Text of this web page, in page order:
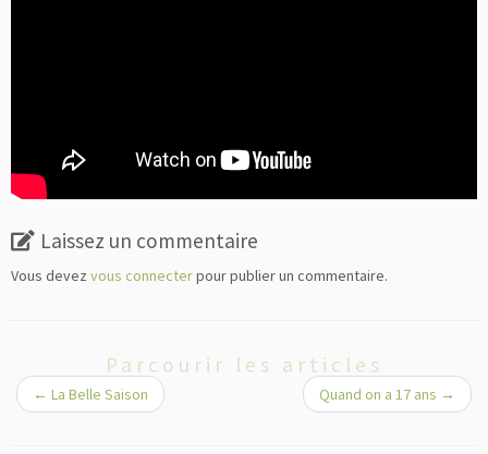
Laissez un commentaire
Vous devez vous connecterpour publier un commentaire.
Parcourir les articles
← La Belle Saison Quand on a 17 ans →